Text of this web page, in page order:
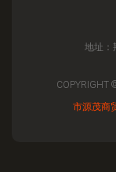
地址：
COPYRIGHT
市源茂商